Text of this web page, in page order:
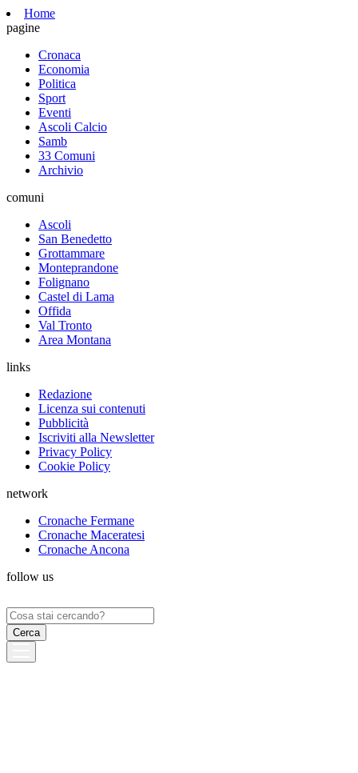
Home
pagine
Cronaca
Economia
Politica
Sport
Eventi
Ascoli Calcio
Samb
33 Comuni
Archivio
comuni
Ascoli
San Benedetto
Grottammare
Monteprandone
Folignano
Castel di Lama
Offida
Val Tronto
Area Montana
links
Redazione
Licenza sui contenuti
Pubblicità
Iscriviti alla Newsletter
Privacy Policy
Cookie Policy
network
Cronache Fermane
Cronache Maceratesi
Cronache Ancona
follow us
Ricerca
per: